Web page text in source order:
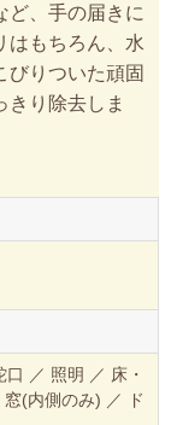
ど、手の届きに
はもちろん、水
びりついた頑固
きり除去しま
／ 照明 ／ 床・
(内側のみ) ／ ド